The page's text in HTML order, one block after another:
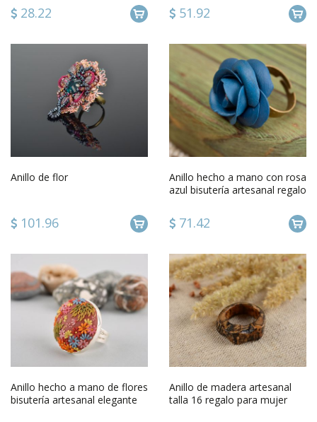
28.22 51.92
Anillo de flor
101.96
Anillo hecho a mano con rosa
azul bisutería artesanal regalo
71.42
Anillo hecho a mano de flores
bisutería artesanal elegante
Anillo de madera artesanal
talla 16 regalo para mujer